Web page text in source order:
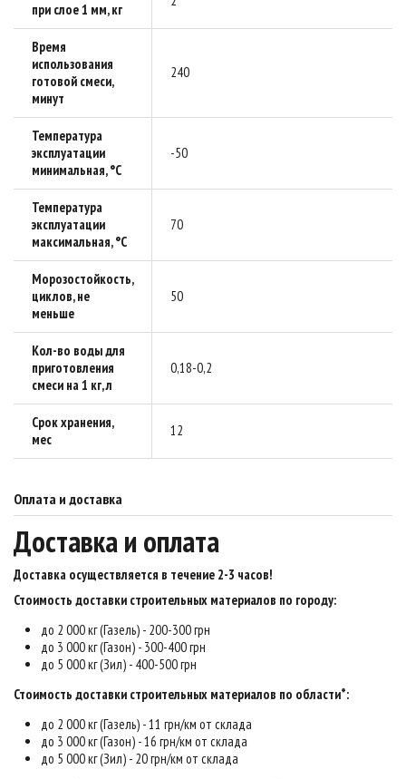
при слое 1 мм, кг
Время
использования
готовой смеси,
минут
240
Температура
эксплуатации
минимальная, °C
-50
Температура
эксплуатации
максимальная, °C
70
Морозостойкость,
циклов, не
меньше
50
Кол-во воды для
приготовления
смеси на 1 кг, л
0,18-0,2
Срок хранения,
мес
12
Оплата и доставка
Доставка и оплата
Доставка осуществляется в течение 2-3 часов!
Стоимость доставки строительных материалов по городу:
до 2 000 кг (Газель) - 200-300 грн
до 3 000 кг (Газон) - 300-400 грн
до 5 000 кг (Зил) - 400-500 грн
Стоимость доставки строительных материалов по области*:
до 2 000 кг (Газель) - 11 грн/км от склада
до 3 000 кг (Газон) - 16 грн/км от склада
до 5 000 кг (Зил) - 20 грн/км от склада